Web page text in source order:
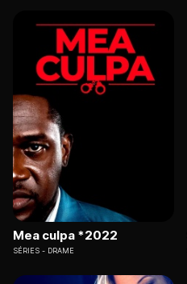
Mea culpa *2022
SÉRIES DRAME